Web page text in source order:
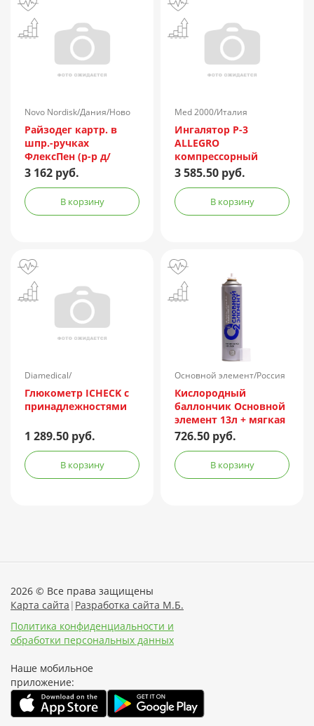
Novo Nordisk/Дания/Ново
Нордиск/Россия
Райзодег картр. в
шпр.-ручках
ФлексПен (р-р д/
подкожн. введ.)
100ЕД/мл 3мл №5
3 162 руб.
В корзину
Med 2000/Италия
Ингалятор P-3
ALLEGRO
компрессорный
3 585.50 руб.
В корзину
Diamedical/
Великобритания
Глюкометр ICHECK с
принадлежностями
1 289.50 руб.
В корзину
Основной элемент/Россия
Кислородный
баллончик Основной
элемент 13л + мягкая
маска
726.50 руб.
В корзину
2026 © Все права защищены
Карта сайта | Разработка сайта М.Б.
Политика конфиденциальности и
обработки персональных данных
Наше мобильное
приложение: